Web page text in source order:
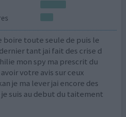
boire toute seule de puis le
tant jai fait des crise d
mon spy ma prescrit du
votre avis sur ceux
je ma lever jai encore des
suis au debut du taitement